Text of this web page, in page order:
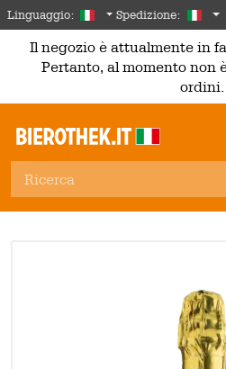
Skip to main content
Linguaggio: Italian
Spedizione:
Il negozio è attualmente in
Pertanto, al momento non
ordini.